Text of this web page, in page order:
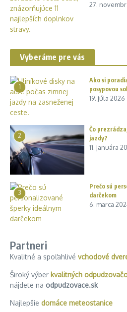
27.
Vyberáme pre vás
1
Ako si
posypovou
19. júla 2026
2
Čo
jazdy?
11. januára
3
Prečo sú
darčekom
6. marca
Partneri
Kvalitné a spoľahlivé vchodové
Široký výber kvalitných
nájdete na odpudzovace.sk
Najlepšie domáce meteostanice